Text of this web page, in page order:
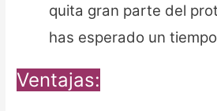
quita gran parte del
has esperado un
Ventajas: